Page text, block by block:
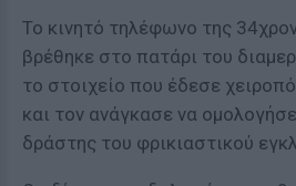
Το κινητό τηλέφωνο της
βρέθηκε στο πατάρι του
το στοιχείο που έδεσε
και τον ανάγκασε να
δράστης του φρικιαστικού